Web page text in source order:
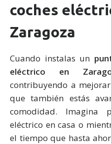
coches
Zaragoza
Cuando instalas un
eléctrico en
contribuyendo a
que también estás
comodidad. Imagina
eléctrico en casa o
el tiempo que hasta